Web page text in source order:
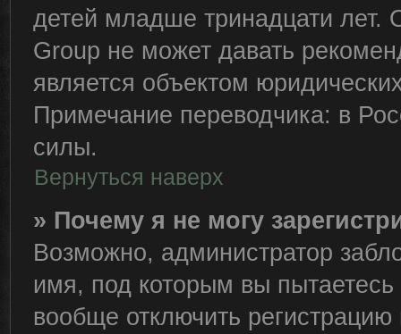
детей младше тринадцати лет.
Group не может давать
является объектом
Примечание переводчика: в
силы.
Вернуться наверх
» Почему я не могу
Возможно, администратор
имя, под которым вы пытаетесь
вообще отключить